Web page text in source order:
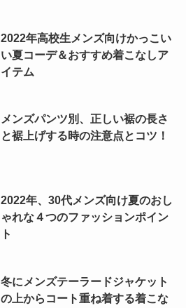
2022年高校生メンズ向けかっこい
い夏コーデ＆おすすめ着こなしア
イテム
メンズパンツ別、正しい裾の長さ
と裾上げする時の注意点とコツ！
2022年、30代メンズ向け夏のおし
ゃれな４つのファッションポイン
ト
冬にメンズテーラードジャケット
の上からコート重ね着する着こな